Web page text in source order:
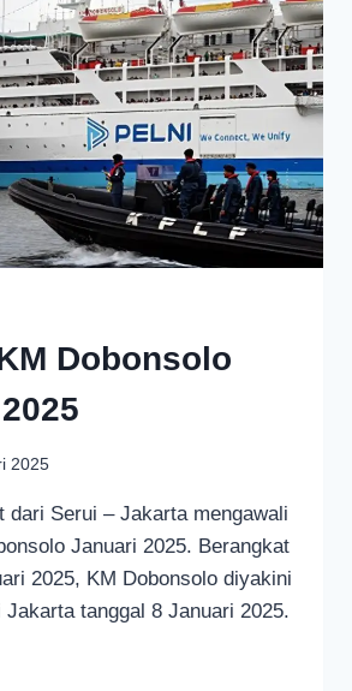
Dobonsolo
2025
dari Serui – Jakarta mengawali
Januari 2025. Berangkat
2025, KM Dobonsolo diyakini
Jakarta tanggal 8 Januari 2025.